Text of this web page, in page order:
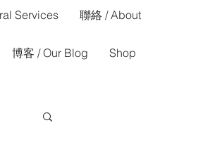
Services 聯絡 / About
博客 / Our Blog Shop